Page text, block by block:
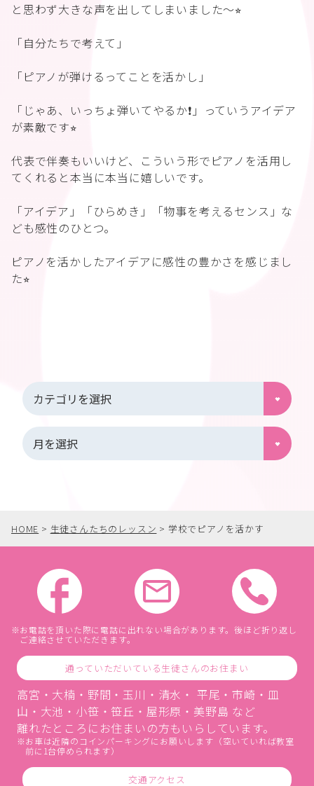
と思わず大きな声を出してしまいました〜⭐︎
「自分たちで考えて」
「ピアノが弾けるってことを活かし」
「じゃあ、いっちょ弾いてやるか❗️」っていうアイデア
が素敵です⭐︎
代表で伴奏もいいけど、こういう形でピアノを活用し
てくれると本当に本当に嬉しいです。
「アイデア」「ひらめき」「物事を考えるセンス」な
ども感性のひとつ。
ピアノを活かしたアイデアに感性の豊かさを感じまし
た⭐︎
HOME > 生徒さんたちのレッスン > 学校でピアノを活かす
お電話を頂いた際に電話に出れない場合があります。後ほど折り返し
ご連絡させていただきます。
通っていただいている生徒さんのお住まい
高宮・大楠・野間・玉川・清水・ 平尾・市崎・皿
山・大池・小笹・笹丘・屋形原・美野島 など
離れたところにお住まいの方もいらしています。
お車は近隣のコインパーキングにお願いします（空いていれば教室
前に1台停められます）
交通アクセス